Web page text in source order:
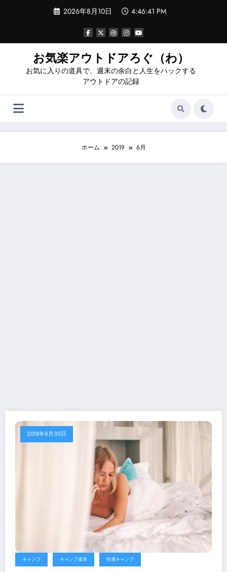
ツ
2026年8月10日 4:46:42 PM
お気楽アウトドアろぐ（わ）
お気に入りの道具で、週末の余白と人生をハックする
アウトドアの記録
ホーム 2019 6月
2019年6月30日
キャンプ キャンプ道具 快適キャンプ